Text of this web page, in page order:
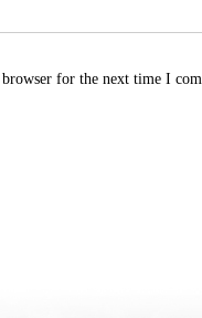
for the next time I